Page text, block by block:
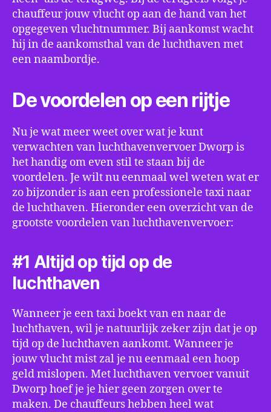
chauffeur jouw vlucht op aan de hand van het
opgegeven vluchtnummer. Bij aankomst wacht
hij in de aankomsthal van de luchthaven met
een naambordje.
De voordelen op een rijtje
Nu je wat meer weet over wat je kunt
verwachten van luchthavenvervoer Dworp is
het handig om even stil te staan bij de
voordelen. Je wilt nu eenmaal wel weten wat er
zo bijzonder is aan een professionele taxi naar
de luchthaven. Hieronder een overzicht van de
grootste voordelen van luchthavenvervoer:
#1 Altijd op tijd op de
luchthaven
Wanneer je een taxi boekt van en naar de
luchthaven, wil je natuurlijk zeker zijn dat je op
tijd op de luchthaven aankomt. Wanneer je
jouw vlucht mist zal je nu eenmaal een hoop
geld mislopen. Met luchthaven vervoer vanuit
Dworp hoef je je hier geen zorgen over te
maken. De chauffeurs hebben heel wat